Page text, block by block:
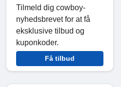
Tilmeld dig cowboy-
nyhedsbrevet for at få
eksklusive tilbud og
kuponkoder.
Få tilbud